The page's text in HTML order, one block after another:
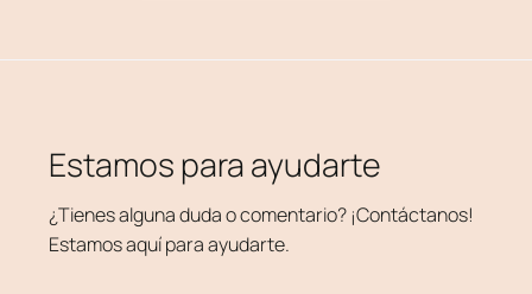
Estamos para ayudarte
¿Tienes alguna duda o comentario? ¡Contáctanos!
Estamos aquí para ayudarte.